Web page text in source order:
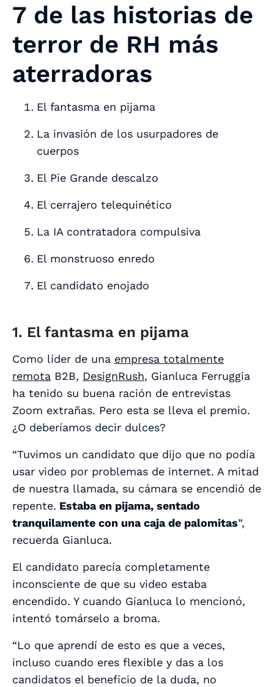
7 de las historias de
terror de RH más
aterradoras
El fantasma en pijama
La invasión de los usurpadores de
cuerpos
El Pie Grande descalzo
El cerrajero telequinético
La IA contratadora compulsiva
El monstruoso enredo
El candidato enojado
1. El fantasma en pijama
Como líder de una empresa totalmente
remota B2B, DesignRush, Gianluca Ferruggia
ha tenido su buena ración de entrevistas
Zoom extrañas. Pero esta se lleva el premio.
¿O deberíamos decir dulces?
“Tuvimos un candidato que dijo que no podía
usar video por problemas de internet. A mitad
de nuestra llamada, su cámara se encendió de
repente. Estaba en pijama, sentado
tranquilamente con una caja de palomitas”,
recuerda Gianluca.
El candidato parecía completamente
inconsciente de que su video estaba
encendido. Y cuando Gianluca lo mencionó,
intentó tomárselo a broma.
“Lo que aprendí de esto es que a veces,
incluso cuando eres flexible y das a los
candidatos el beneficio de la duda, no